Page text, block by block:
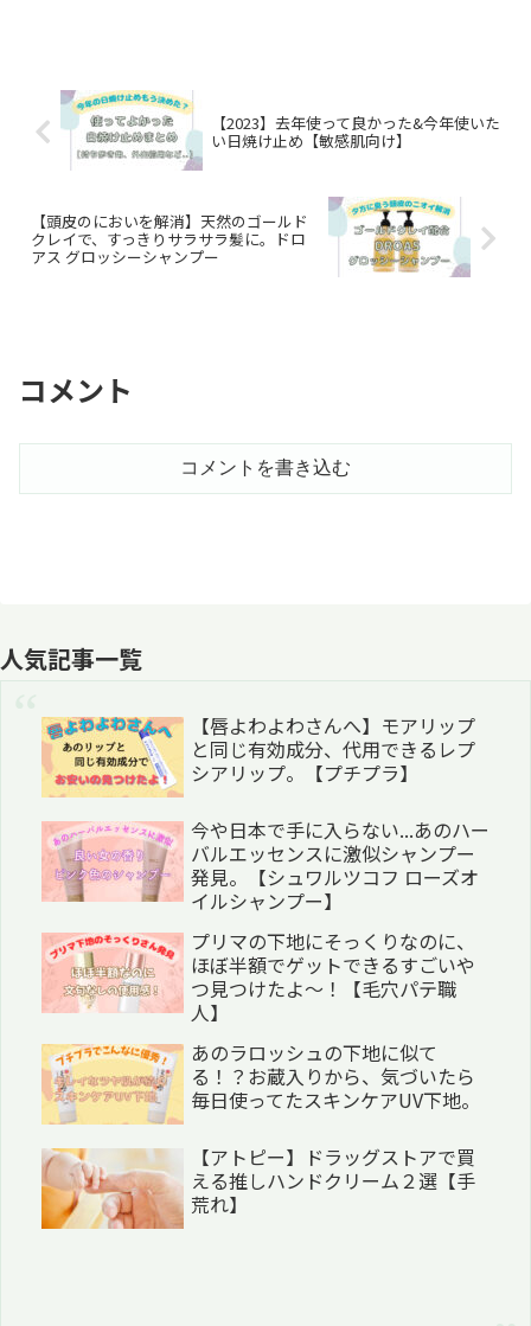
【2023】去年使って良かった&今年使いた
い日焼け止め【敏感肌向け】
【頭皮のにおいを解消】天然のゴールド
クレイで、すっきりサラサラ髪に。ドロ
アス グロッシーシャンプー
コメント
コメントを書き込む
人気記事一覧
【唇よわよわさんへ】モアリップ
と同じ有効成分、代用できるレプ
シアリップ。【プチプラ】
今や日本で手に入らない...あのハー
バルエッセンスに激似シャンプー
発見。【シュワルツコフ ローズオ
イルシャンプー】
プリマの下地にそっくりなのに、
ほぼ半額でゲットできるすごいや
つ見つけたよ〜！【毛穴パテ職
人】
あのラロッシュの下地に似て
る！？お蔵入りから、気づいたら
毎日使ってたスキンケアUV下地。
【アトピー】ドラッグストアで買
える推しハンドクリーム２選【手
荒れ】